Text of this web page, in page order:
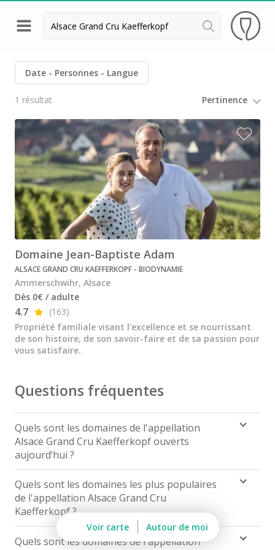
Retour
Visite cave & dégustation vin Colmar
Distilleries Alsace
Visite cave & dégustation vin Strasbourg
Achillée
Arthur Metz
Cave des Hospices de Strasbourg
Distillerie Lehmann
Domaine Jean Sipp
Domaine Paul Blanck
Dopff au Moulin
Famille Hugel
Cadeau dégustation vin Alsace
Carte Cadeau
Cours d'oenologie Colmar
Cours d'oenologie Strasbourg
Tous les cours d'oenologie
Visite cave & dégustation vin Alsace
Visite cave & dégustation vin Beaujolais
Visite chateau & dégustation vin Bordeaux
Visite cave & dégustation vin Bourgogne
Date Personnes Langue
1 résultat
Domaine Jean-Baptiste Adam
ALSACE GRAND CRU KAEFFERKOPF - BIODYNAMIE
Ammerschwihr, Alsace
Dès 0€ / adulte
4.7
(163)
Propriété familiale visant l'excellence et se nourrissant
de son histoire, de son savoir-faire et de sa passion pour
vous satisfaire.
Voir carte Autour de moi
Questions fréquentes
Quels sont les domaines de l'appellation
Alsace Grand Cru Kaefferkopf ouverts
aujourd’hui ?
Pour découvrir les domaines de l'appellation Alsace
Grand Cru Kaefferkopf ouverts aujourd’hui,
ici.
Quels sont les domaines les plus populaires
de l'appellation Alsace Grand Cru
Kaefferkopf ?
Les domaines les plus populaires de l'appellation
Alsace Grand Cru Kaefferkopf sont :
Quels sont les domaines de l'appellation